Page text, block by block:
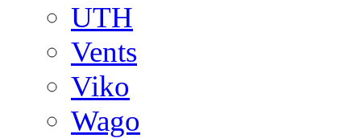
UTH
Vents
Viko
Wago